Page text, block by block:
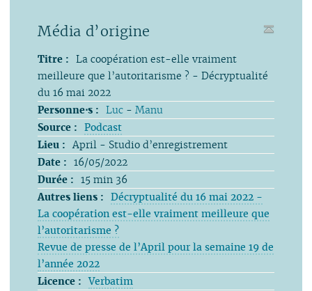
Média d’origine
Titre : La coopération est-elle vraiment
meilleure que l’autoritarisme ? - Décryptualité
du 16 mai 2022
Personne⋅s : Luc - Manu
Source : Podcast
Lieu : April - Studio d’enregistrement
Date : 16/05/2022
Durée : 15 min 36
Autres liens : Décryptualité du 16 mai 2022 -
La coopération est-elle vraiment meilleure que
l’autoritarisme ?
Revue de presse de l’April pour la semaine 19 de
l’année 2022
Licence : Verbatim